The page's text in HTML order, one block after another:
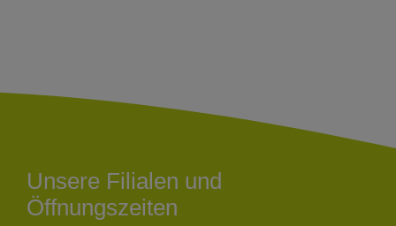
Unsere Filialen und
Öffnungszeiten